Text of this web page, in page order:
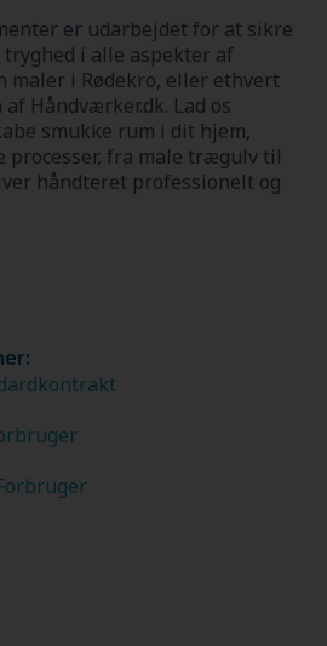
er udarbejdet for at sikre
i alle aspekter af
maler i Rødekro, eller ethvert
Håndværker.dk. Lad os
smukke rum i dit hjem,
processer, fra male trægulv til
håndteret professionelt og